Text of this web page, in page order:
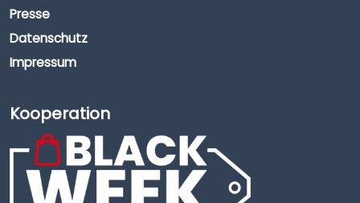
Presse
Datenschutz
Impressum
Kooperation